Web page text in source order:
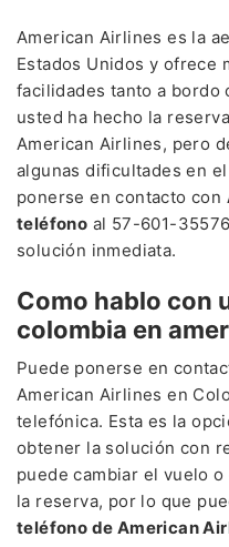
American Airlines es la
Estados Unidos y ofrece
facilidades tanto a bordo
usted ha hecho la
American Airlines, pero
algunas dificultades en
ponerse en contacto con
teléfono al 57-601-
solución inmediata.
Como hablo con
colombia en
Puede ponerse en
American Airlines en
telefónica. Esta es la
obtener la solución con
puede cambiar el vuelo
la reserva, por lo que
teléfono de American